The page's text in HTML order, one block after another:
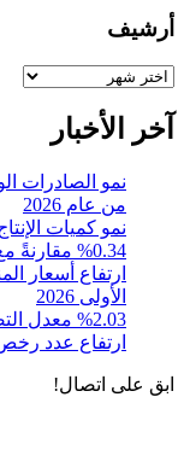
أرشيف
أرشيف
آخر الأخبار
من عام 2026
0.34% مقارنةً مع الشهر المقابل من عام 2025
الأولى 2026
%2.03 معدل التضخم للنصف الأول من عام 2026
ارتفاع عدد رخص
ابق على اتصال!